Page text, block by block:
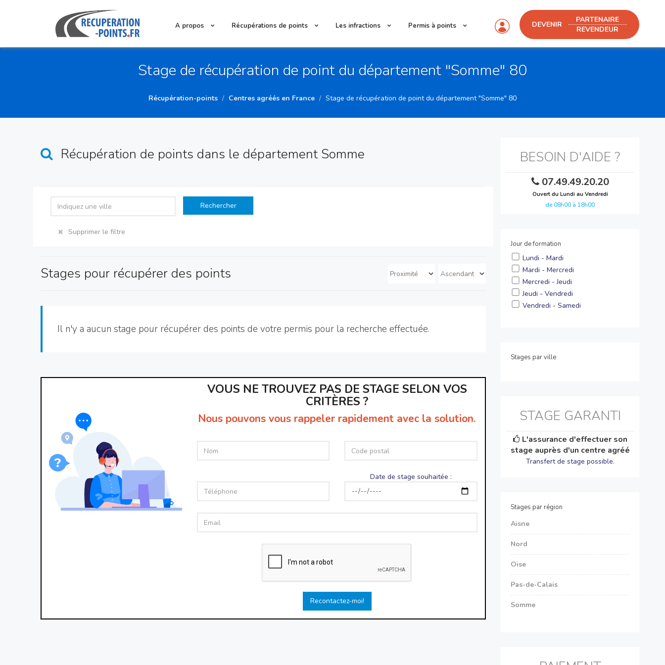
DEVENIR
PARTENAIRE
REVENDEUR
A propos Récupérations de points Les infractions Permis à points
Stage de récupération de point du département "Somme" 80
Récupération-points Centres agréés en France Stage de récupération de point du département "Somme" 80
Récupération de points dans le département Somme
Rechercher
Supprimer le filtre
Stages pour récupérer des points
Il n'y a aucun stage pour récupérer des points de votre permis pour la recherche effectuée.
VOUS NE TROUVEZ PAS DE STAGE SELON VOS
CRITÈRES ?
Nous pouvons vous rappeler rapidement avec la solution.
Date de stage souhaitée :
Recontactez-moi!
BESOIN D'AIDE ?
07.49.49.20.20
Ouvert du Lundi au Vendredi
de 08h00 à 18h00
Jour de formation
Lundi - Mardi
Mardi - Mercredi
Mercredi - Jeudi
Jeudi - Vendredi
Vendredi - Samedi
Stages par ville
STAGE GARANTI
L'assurance d'effectuer son
stage auprès d'un centre agréé
Transfert de stage possible.
Stages par région
Aisne
Nord
Oise
Pas-de-Calais
Somme